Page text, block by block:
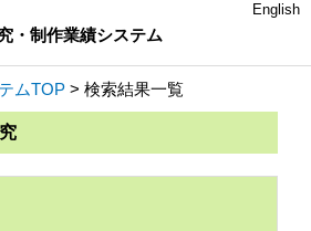
・制作業績システム
English
ムTOP > 検索結果一覧